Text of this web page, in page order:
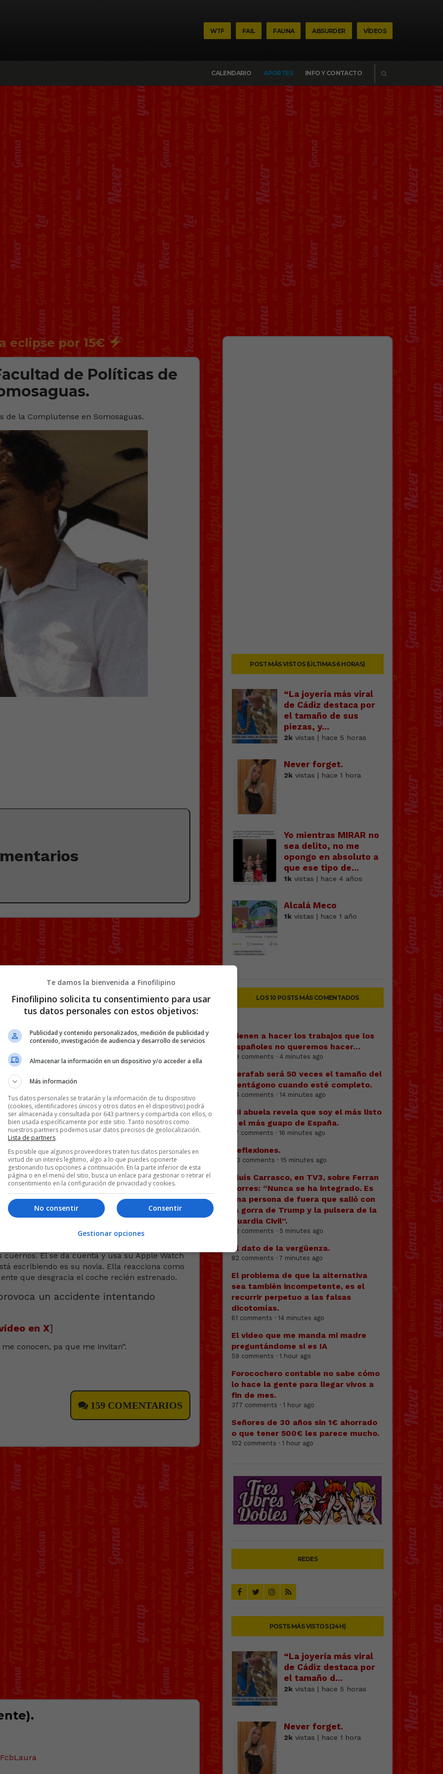
WTF FAIL FAUNA ABSURDER VÍDEOS
BUSCAR
CALENDARIO
APORTES INFO Y CONTACTO
eclipse por 15€
de Políticas de
eclipse por 15€
provoca un accidente
Watch.
a su padre y a su mejor amigo si
Él se da cuenta y usa su Apple Watch
escribiendo es su novia. Ella reacciona como
que desgracia el coche recién estrenado.
en X]
conocen, pa que me invitan”.
159 COMENTARIOS
FcbLaura
POST MÁS VISTOS (ÚLTIMAS 6 HORAS)
“La joyería más viral
de Cádiz destaca por
el tamaño de sus
piezas, y...
2kvistas | hace 5 horas
Never forget.
2kvistas | hace 1 hora
Yo mientras MIRAR no
sea delito, no me
opongo en absoluto a
que ese tipo de...
1kvistas | hace 4 años
Alcalá Meco
1kvistas | hace 1 año
LOS 10 POSTS MÁS COMENTADOS
Vienen a hacer los trabajos que los
españoles no queremos hacer…
59 comments · 4 minutes ago
Terafab será 50 veces el tamaño del
Pentágono cuando esté completo.
84 comments · 14 minutes ago
Mi abuela revela que soy el más listo
y el más guapo de España.
47 comments · 16 minutes ago
Reflexiones.
110 comments · 15 minutes ago
Lluís Carrasco, en TV3, sobre Ferran
Torres: “Nunca se ha integrado. Es
una persona de fuera que salió con
la gorra de Trump y la pulsera de la
Guardia Civil”.
82 comments · 5 minutes ago
El dato de la vergüenza.
82 comments · 7 minutes ago
El problema de que la alternativa
sea también incompetente, es el
recurrir perpetuo a las falsas
dicotomías.
61 comments · 14 minutes ago
El video que me manda mi madre
preguntándome si es IA
59 comments · 1 hour ago
Forocochero contable no sabe cómo
lo hace la gente para llegar vivos a
fin de mes.
377 comments · 1 hour ago
Señores de 30 años sin 1€ ahorrado
o que tener 500€ les parece mucho.
102 comments · 1 hour ago
REDES
POSTS MÁS VISTOS (24H)
“La joyería más viral
de Cádiz destaca por
el tamaño d...
2kvistas | hace 5 horas
Never forget.
2kvistas | hace 1 hora
Te damos la bienvenida a Finofilipino
Finofilipino solicita tu consentimiento para usar
tus datos personales con estos objetivos:
Publicidad y contenido personalizados, medición de publicidad y
contenido, investigación de audiencia y desarrollo de servicios
Almacenar la información en un dispositivo y/o acceder a ella
Más información
Tus datos personales se tratarán y la información de tu dispositivo
(cookies, identificadores únicos y otros datos en el dispositivo) podrá
ser almacenada y consultada por 643 partners y compartida con ellos, o
bien usada específicamente por este sitio. Tanto nosotros como
nuestros partners podemos usar datos precisos de geolocalización.
Lista de partners.
Es posible que algunos proveedores traten tus datos personales en
virtud de un interés legítimo, algo a lo que puedes oponerte
gestionando tus opciones a continuación. En la parte inferior de esta
página o en el menú del sitio, busca un enlace para gestionar o retirar el
consentimiento en la configuración de privacidad y cookies.
Consentir
No consentir
Gestionar opciones